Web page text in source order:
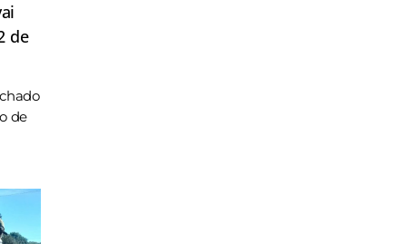
de
de